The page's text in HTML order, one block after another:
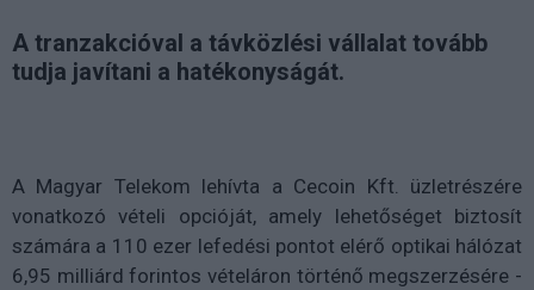
A tranzakcióval a távközlési vállalat tovább
tudja javítani a hatékonyságát.
A Magyar Telekom lehívta a Cecoin Kft. üzletrészére
vonatkozó vételi opcióját, amely lehetőséget biztosít
számára a 110 ezer lefedési pontot elérő optikai hálózat
6,95 milliárd forintos vételáron történő megszerzésére -